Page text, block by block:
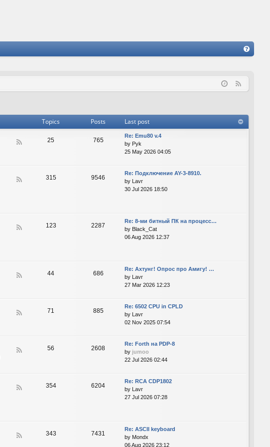
Q
Topics Posts Last post
F
d
E
0
25 765
Re: Emu80 v.4
by Pyk
25 May 2026 04:05
F
N
315 9546
Re: Подключение AY-3-8910.
by Lavr
30 Jul 2026 18:50
F
G
123 2287
Re: 8-ми битный ПК на процесс…
by Black_Cat
06 Aug 2026 12:37
F
d
6
44 686
Re: Ахтунг! Опрос про Амигу! …
by Lavr
27 Mar 2026 12:23
F
d
6
71 885
Re: 6502 CPU in CPLD
by Lavr
02 Nov 2025 07:54
F
d
D
56 2608
Re: Forth на PDP-8
by jumoo
22 Jul 2026 02:44
F
C
354 6204
Re: RCA CDP1802
by Lavr
27 Jul 2026 07:28
F
343 7431
Re: ASCII keyboard
by Mondx
06 Aug 2026 23:12